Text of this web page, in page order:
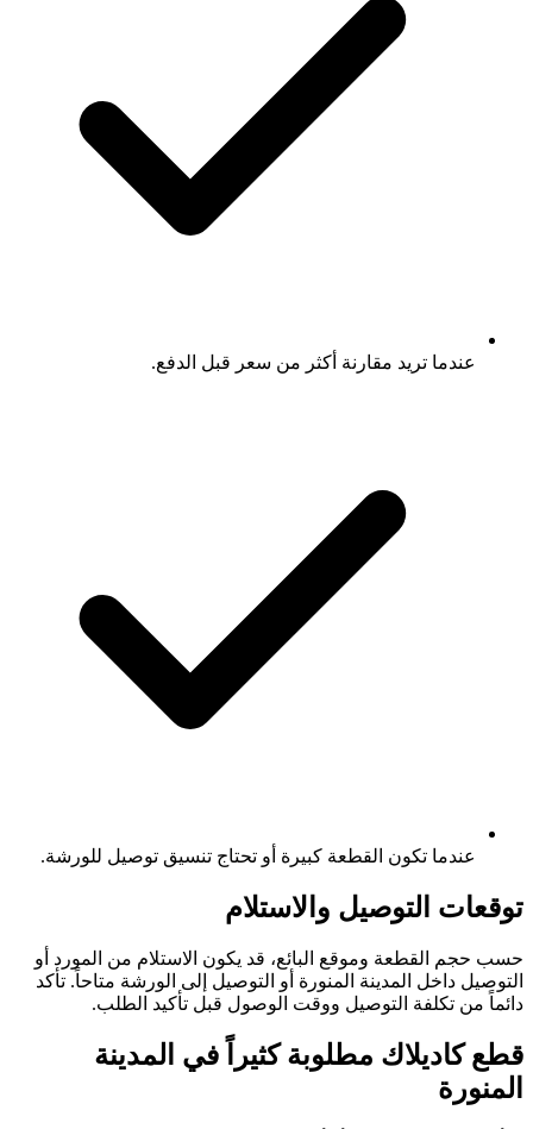
عندما تريد مقارنة أكثر من سعر قبل الدفع.
عندما تكون القطعة كبيرة أو تحتاج تنسيق توصيل للورشة.
توقعات التوصيل والاستلام
حسب حجم القطعة وموقع البائع، قد يكون الاستلام من المورد أو
التوصيل داخل المدينة المنورة أو التوصيل إلى الورشة متاحاً. تأكد
دائماً من تكلفة التوصيل ووقت الوصول قبل تأكيد الطلب.
قطع كاديلاك مطلوبة كثيراً في المدينة
المنورة